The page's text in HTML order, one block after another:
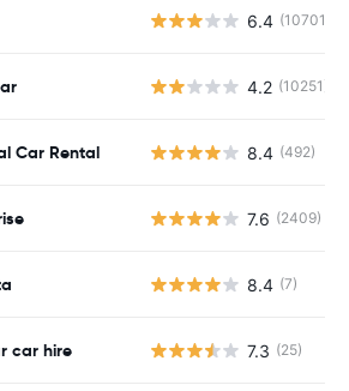
6.4 (10701)
4.2 (10251)
Car Rental 8.4 (492)
7.6 (2409)
8.4 (7)
car hire 7.3 (25)